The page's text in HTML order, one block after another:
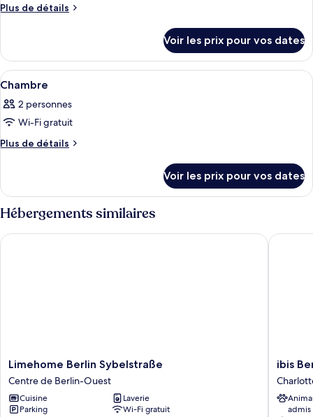
chambre :
Supérieure
Plus de détails
Plus
le
type
de
Chambre
Double
Voir les prix pour vos dates
Afficher
toutes
les
photos
pour
de
chambre :
Chambre
Une chambre d’hôtel avec un lit,
10
Chambre
2 personnes
Wi-Fi gratuit
Plus de détails
Plus
le
type
de
chambre
Chambre
Voir les prix pour vos dates
Hébergements similaires
Limehome
Berlin
Sybelstraße
Centre
de
Limehome Berlin Sybelstraße
Centre de Berlin-Ouest
Cuisine
Laverie
Parking
Wi-Fi gratuit
Limehome Berlin Sybelstraße
ibis
Berlin
Messe
ibis
admis
ibis